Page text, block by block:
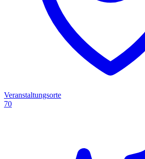
Veranstaltungsorte
70